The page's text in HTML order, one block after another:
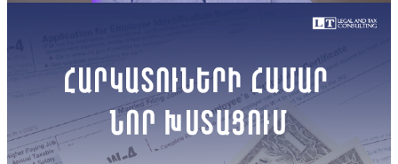
հաշվառման խորհրդատվական և բուն
ծառայություններ